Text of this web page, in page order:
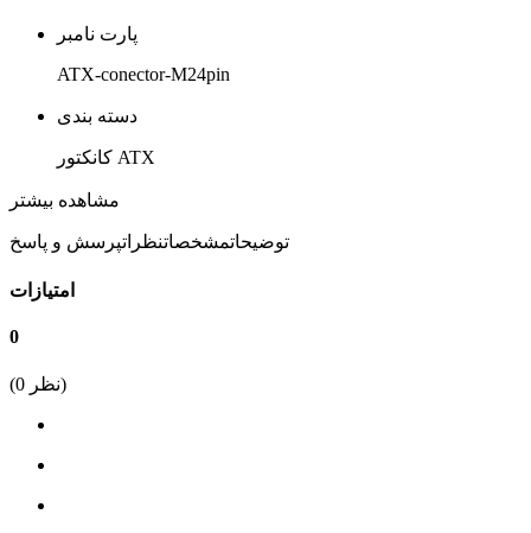
پارت نامبر
ATX-conector-M24pin
دسته بندی
کانکتور ATX
نوع کانکتور
کانکتور نری صاف
تعداد پین
مشاهده بیشتر
توضیحاتمشخصاتنظراتپرسش و پاسخ
امتیازات
0
(0 نظر)